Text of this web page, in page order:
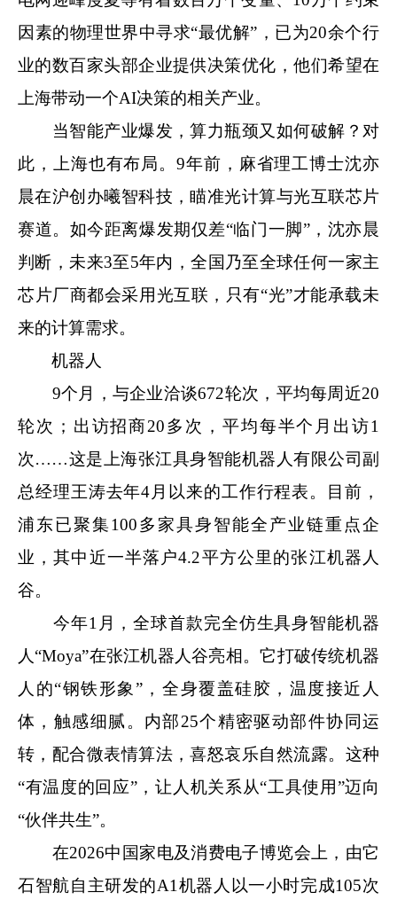
因素的物理世界中寻求“最优解”，已为20余个行
业的数百家头部企业提供决策优化，他们希望在
上海带动一个AI决策的相关产业。
当智能产业爆发，算力瓶颈又如何破解？对
此，上海也有布局。9年前，麻省理工博士沈亦
晨在沪创办曦智科技，瞄准光计算与光互联芯片
赛道。如今距离爆发期仅差“临门一脚”，沈亦晨
判断，未来3至5年内，全国乃至全球任何一家主
芯片厂商都会采用光互联，只有“光”才能承载未
来的计算需求。
机器人
9个月，与企业洽谈672轮次，平均每周近20
轮次；出访招商20多次，平均每半个月出访1
次……这是上海张江具身智能机器人有限公司副
总经理王涛去年4月以来的工作行程表。目前，
浦东已聚集100多家具身智能全产业链重点企
业，其中近一半落户4.2平方公里的张江机器人
谷。
今年1月，全球首款完全仿生具身智能机器
人“Moya”在张江机器人谷亮相。它打破传统机器
人的“钢铁形象”，全身覆盖硅胶，温度接近人
体，触感细腻。内部25个精密驱动部件协同运
转，配合微表情算法，喜怒哀乐自然流露。这种
“有温度的回应”，让人机关系从“工具使用”迈向
“伙伴共生”。
在2026中国家电及消费电子博览会上，由它
石智航自主研发的A1机器人以一小时完成105次